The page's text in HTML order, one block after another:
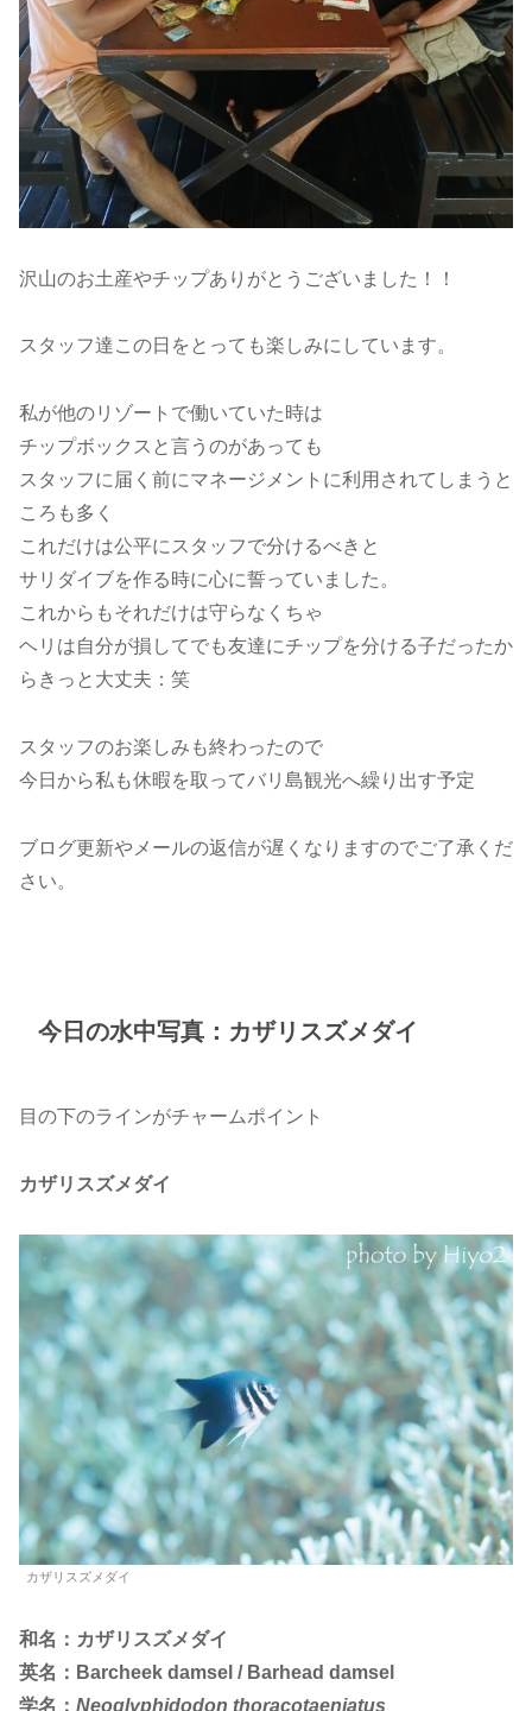
沢山のお土産やチップありがとうございました！！
スタッフ達この日をとっても楽しみにしています。
私が他のリゾートで働いていた時は
チップボックスと言うのがあっても
スタッフに届く前にマネージメントに利用されてしまうと
ころも多く
これだけは公平にスタッフで分けるべきと
サリダイブを作る時に心に誓っていました。
これからもそれだけは守らなくちゃ
ヘリは自分が損してでも友達にチップを分ける子だったか
らきっと大丈夫：笑
スタッフのお楽しみも終わったので
今日から私も休暇を取ってバリ島観光へ繰り出す予定
ブログ更新やメールの返信が遅くなりますのでご了承くだ
さい。
今日の水中写真：カザリスズメダイ
目の下のラインがチャームポイント
カザリスズメダイ
カザリスズメダイ
和名：カザリスズメダイ
英名：Barcheek damsel / Barhead damsel
学名： Neoglyphidodon thoracotaeniatus